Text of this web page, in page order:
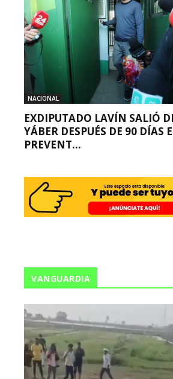
NACIONAL
EXDIPUTADO LAVÍN SALIÓ
YÁBER DESPUÉS DE 90 DÍAS
PREVENT...
VANGUARDIA